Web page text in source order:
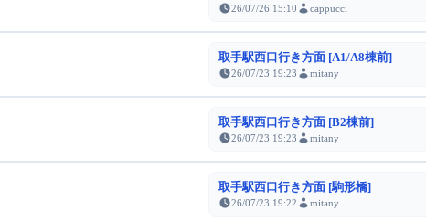
26/07/26 15:10 cappucci
取手駅西口行き方面 [A1/A8棟前]
26/07/23 19:23 mitany
取手駅西口行き方面 [B2棟前]
26/07/23 19:23 mitany
取手駅西口行き方面 [駒形橋]
26/07/23 19:22 mitany